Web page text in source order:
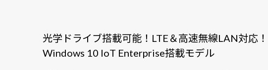
光学ドライブ搭載可能！LTE＆高速無線LAN対応！
Windows 10 IoT Enterprise搭載モデル